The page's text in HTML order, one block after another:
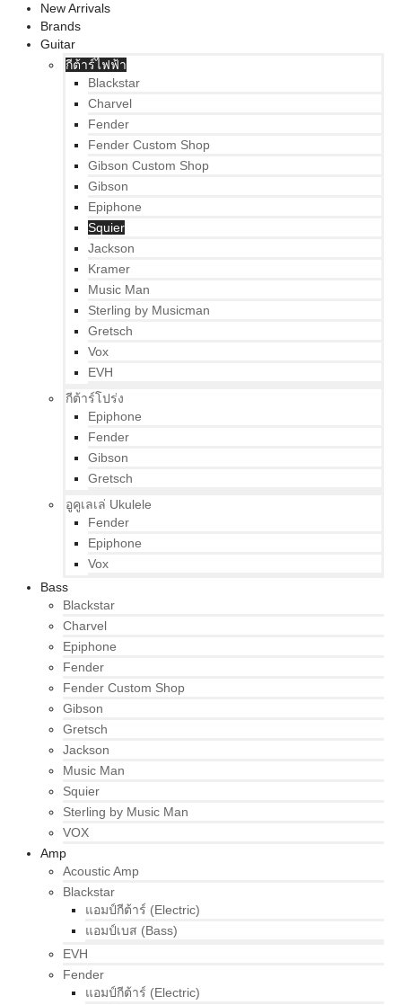
New Arrivals
Brands
Guitar
กีต้าร์ไฟฟ้า
Blackstar
Charvel
Fender
Fender Custom Shop
Gibson Custom Shop
Gibson
Epiphone
Squier
Jackson
Kramer
Music Man
Sterling by Musicman
Gretsch
Vox
EVH
กีต้าร์โปร่ง
Epiphone
Fender
Gibson
Gretsch
อูคูเลเล่ Ukulele
Fender
Epiphone
Vox
Bass
Blackstar
Charvel
Epiphone
Fender
Fender Custom Shop
Gibson
Gretsch
Jackson
Music Man
Squier
Sterling by Music Man
VOX
Amp
Acoustic Amp
Blackstar
แอมป์กีต้าร์ (Electric)
แอมป์เบส (Bass)
EVH
Fender
แอมป์กีต้าร์ (Electric)